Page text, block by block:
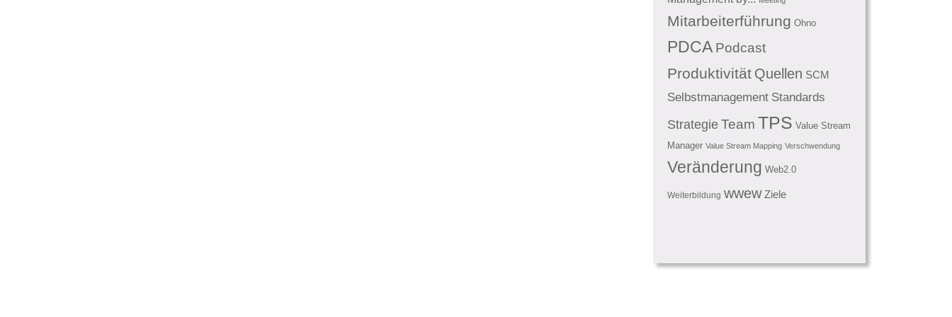
Mitarbeiterführung Ohno
PDCA Podcast
Produktivität Quellen SCM
Selbstmanagement Standards
Strategie Team TPS Value Stream
Manager Value Stream Mapping Verschwendung
Veränderung Web2.0
Weiterbildung wwew Ziele